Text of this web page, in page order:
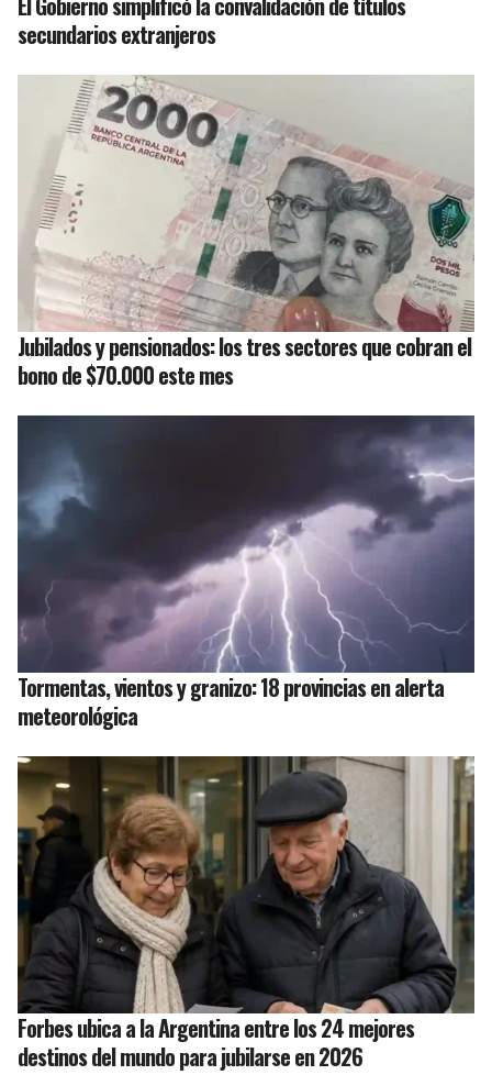
secundarios extranjeros
Jubilados y pensionados: los tres sectores que cobran el
bono de $70.000 este mes
Tormentas, vientos y granizo: 18 provincias en alerta
meteorológica
Forbes ubica a la Argentina entre los 24 mejores
destinos del mundo para jubilarse en 2026